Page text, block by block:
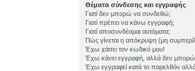
Θέματα σύνδεσης και εγγραφής
Γιατί δεν μπορώ να συνδεθώ;
Γιατί πρέπει να κάνω εγγραφή;
Γιατί αποσυνδέομαι αυτόματα;
Πώς γίνεται η απόκρυψη (μη
Έχω χάσει τον κωδικό μου!
Έχω κάνει εγγραφή, αλλά δεν
Έχω εγγραφεί κατά το παρελθόν